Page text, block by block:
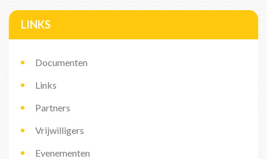
LINKS
Documenten
Links
Partners
Vrijwilligers
Evenementen